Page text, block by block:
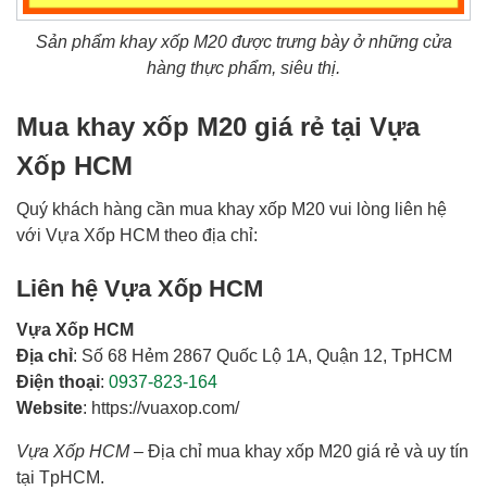
Sản phẩm khay xốp M20 được trưng bày ở những cửa
hàng thực phẩm, siêu thị.
Mua khay xốp M20 giá rẻ tại Vựa
Xốp HCM
Quý khách hàng cần mua khay xốp M20 vui lòng liên hệ
với Vựa Xốp HCM theo địa chỉ:
Liên hệ Vựa Xốp HCM
Vựa Xốp HCM
Địa chỉ: Số 68 Hẻm 2867 Quốc Lộ 1A, Quận 12, TpHCM
Điện thoại: 0937-823-164
Website: https://vuaxop.com/
Vựa Xốp HCM– Địa chỉ mua khay xốp M20 giá rẻ và uy tín
tại TpHCM.